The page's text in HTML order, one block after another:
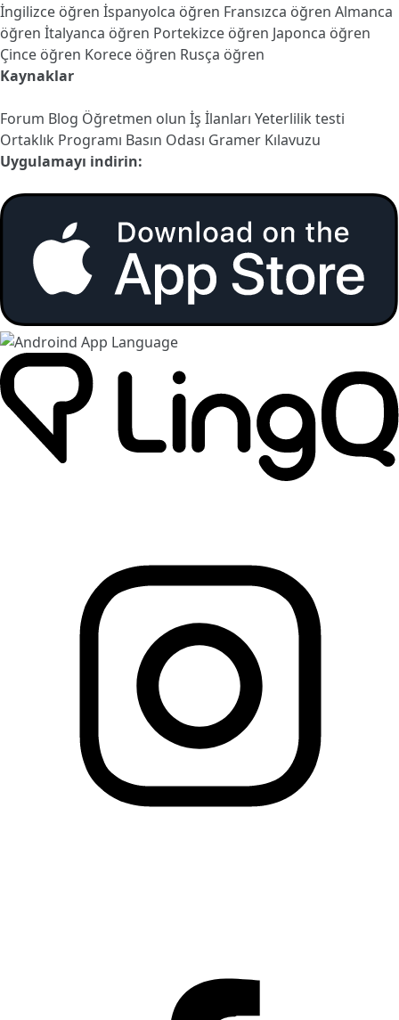
İngilizce öğren İspanyolca öğren Fransızca öğren Almanca
öğren İtalyanca öğren Portekizce öğren Japonca öğren
Çince öğren Korece öğren Rusça öğren
Kaynaklar
Forum Blog Öğretmen olun İş İlanları Yeterlilik testi
Ortaklık Programı Basın Odası Gramer Kılavuzu
Uygulamayı indirin: